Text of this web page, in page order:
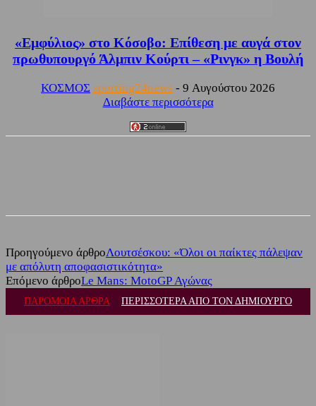
«Εμφύλιος» στο Κόσοβο: Επίθεση με αυγά στον
πρωθυπουργό Άλμπιν Κούρτι – «Ρινγκ» η Βουλή
ΚΟΣΜΟΣ sporting24news - 9 Αυγούστου 2026
Διαβάστε περισσότερα
Προηγούμενο άρθροΛουτσέσκου: «Όλοι οι παίκτες πάλεψαν
με απόλυτη αποφασιστικότητα»
Επόμενο άρθροLe Mans: MotoGP Αγώνας
ΠΑΡΟΜΟΙΑ ΑΡΘΡΑ ΠΕΡΙΣΣΟΤΕΡΑ ΑΠΟ ΤΟΝ ΔΗΜΙΟΥΡΓΟ